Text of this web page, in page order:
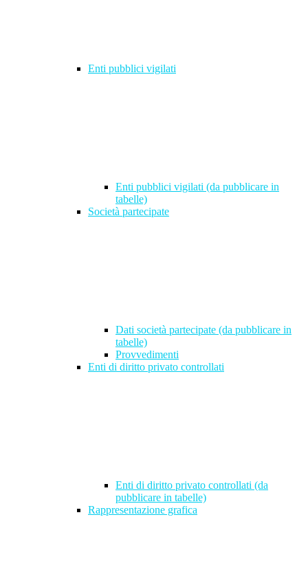
Enti pubblici vigilati
Enti pubblici vigilati (da pubblicare in
tabelle)
Società partecipate
Dati società partecipate (da pubblicare in
tabelle)
Provvedimenti
Enti di diritto privato controllati
Enti di diritto privato controllati (da
pubblicare in tabelle)
Rappresentazione grafica